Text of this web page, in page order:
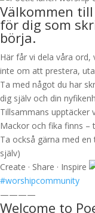
Välkommen
för dig som
börja.
Här får vi dela våra
inte om att prestera,
Ta med något du har
dig själv och din
Tillsammans upptäcker
Mackor och fika finns –
Ta också gärna med
själv)
Create · Share · Inspire
#worshipcommunity
————
Welcome to